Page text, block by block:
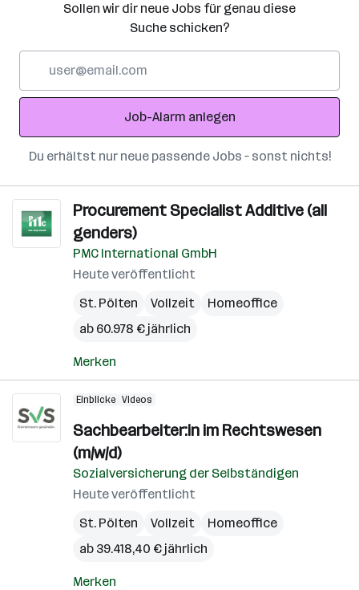
Sollen wir dir neue Jobs für genau diese
Suche schicken?
Adresse
Job-Alarm anlegen
Du erhältst nur neue passende Jobs – sonst nichts!
Procurement Specialist Additive (all
genders)
PMC International GmbH
Heute veröffentlicht
St. Pölten
Vollzeit
Homeoffice
ab 60.978 € jährlich
Merken
Einblicke Videos
Sachbearbeiter:in im Rechtswesen
(m/w/d)
Sozialversicherung der Selbständigen
Heute veröffentlicht
St. Pölten
Vollzeit
Homeoffice
ab 39.418,40 € jährlich
Merken